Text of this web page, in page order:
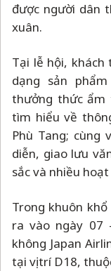
được người dân
xuân.
Tại lễ hội, khách
dạng sản
thưởng thức ẩm
tìm hiểu về
Phù Tang; cùng
diễn, giao lưu
sắc và nhiều
Trong khuôn khổ
ra vào ngày 07
không Japan
tại vị trí D18,